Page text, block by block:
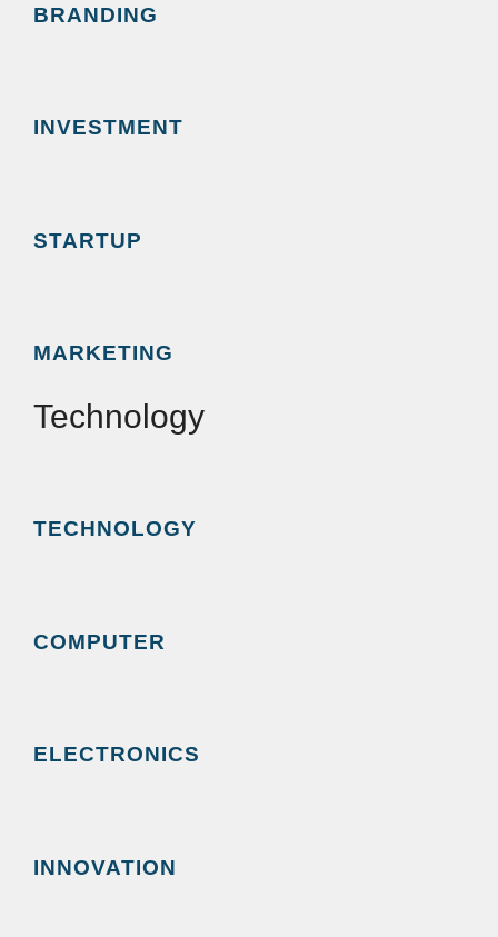
BRANDING
INVESTMENT
STARTUP
MARKETING
Technology
TECHNOLOGY
COMPUTER
ELECTRONICS
INNOVATION